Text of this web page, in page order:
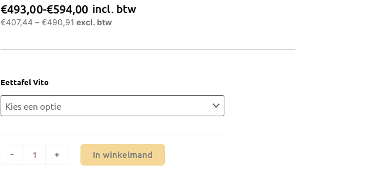
€493,00-€594,00
Prijsklasse:
€493,00
€594,00
incl. btw
€407,44 – €490,91 excl. btw
Eettafel Vito
-
Eettafel
Vito
aantal
+ In winkelmand